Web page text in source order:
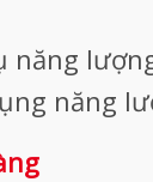
năng